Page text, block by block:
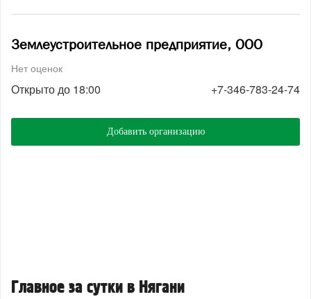
Землеустроительное предприятие, ООО
Нет оценок
Открыто до 18:00 +7-346-783-24-74
Добавить организацию
Главное за сутки в Нягани